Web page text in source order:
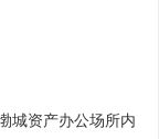
资产办公场所内